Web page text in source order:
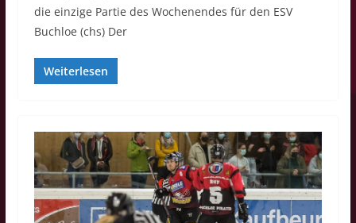
die einzige Partie des Wochenendes für den ESV
Buchloe (chs) Der
Weiterlesen